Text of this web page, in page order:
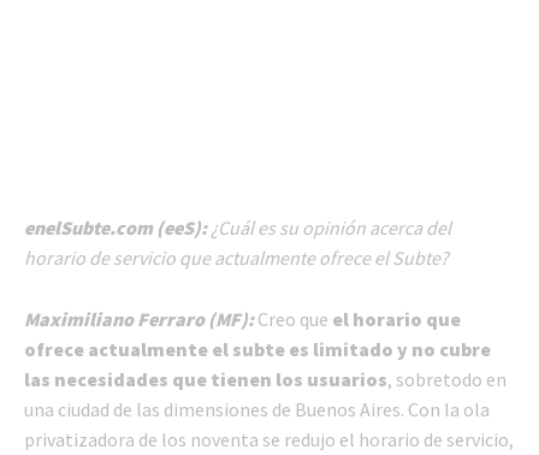
enelSubte.com (eeS):¿Cuál es su opinión acerca del
horario de servicio que actualmente ofrece el Subte?
Maximiliano Ferraro (MF): Creo que el horario que
ofrece actualmente el subte es limitado y no cubre
las necesidades que tienen los usuarios, sobretodo en
una ciudad de las dimensiones de Buenos Aires. Con la ola
privatizadora de los noventa se redujo el horario de servicio,